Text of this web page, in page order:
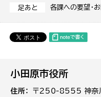
足あと 各課への要望・
小田原市役所
住所
〒250-8555 神奈